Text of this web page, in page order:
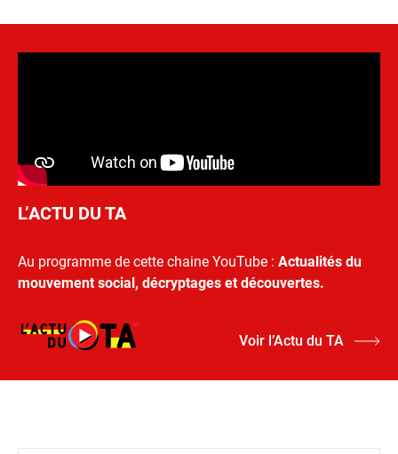
L’ACTU DU TA
Au programme de cette chaine YouTube : Actualités du
mouvement social, décryptages et découvertes.
Voir l’Actu du TA